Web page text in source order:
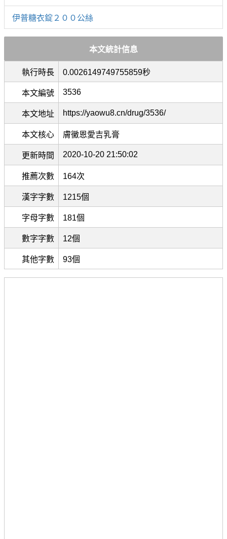
伊普糖衣錠２００公絲
本文統計信息
執行時長 0.0026149749755859秒
本文編號 3536
本文地址 https://yaowu8.cn/drug/3536/
本文核心 膚黴恩愛吉乳膏
更新時間 2020-10-20 21:50:02
推薦次數 164次
漢字字數 1215個
字母字數 181個
數字字數 12個
其他字數 93個